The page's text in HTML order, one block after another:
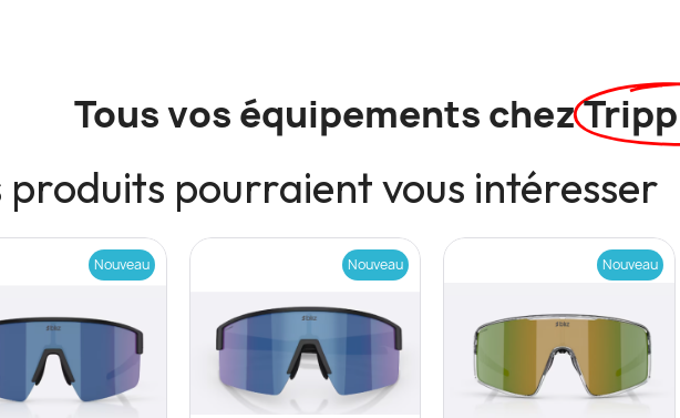
Tous vos équipements chez
produits pourraient vous intéresser
Nouveau Nouveau Nouveau